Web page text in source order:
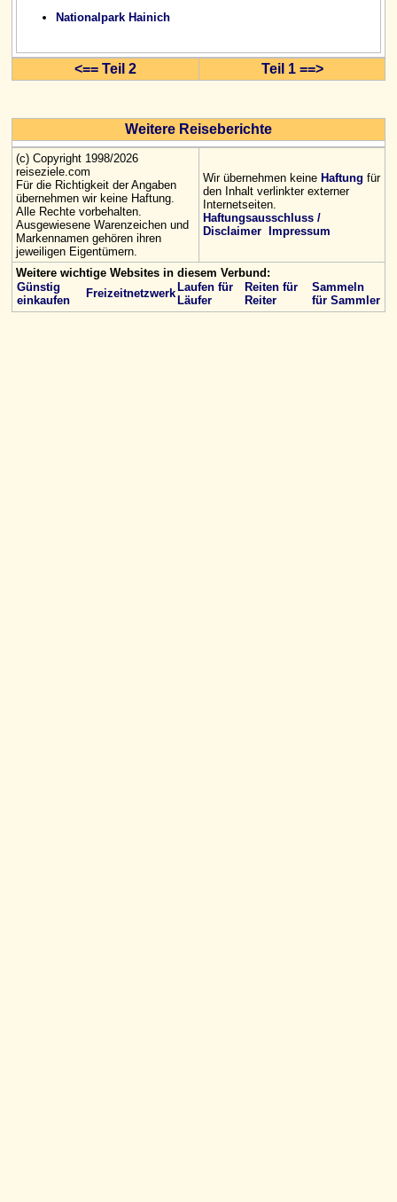
Nationalpark Hainich
<== Teil 2 Teil 1 ==>
Weitere Reiseberichte
(c) Copyright 1998/2026
reiseziele.com
Für die Richtigkeit der Angaben
übernehmen wir keine Haftung.
Alle Rechte vorbehalten.
Ausgewiesene Warenzeichen und
Markennamen gehören ihren
jeweiligen Eigentümern.
Wir übernehmen keine Haftung für
den Inhalt verlinkter externer
Internetseiten.
Haftungsausschluss /
Disclaimer Impressum
Weitere wichtige Websites in diesem Verbund:
Günstig
einkaufen
FreizeitnetzwerkLaufen für
Läufer
Reiten für
Reiter
Sammeln
für Sammler